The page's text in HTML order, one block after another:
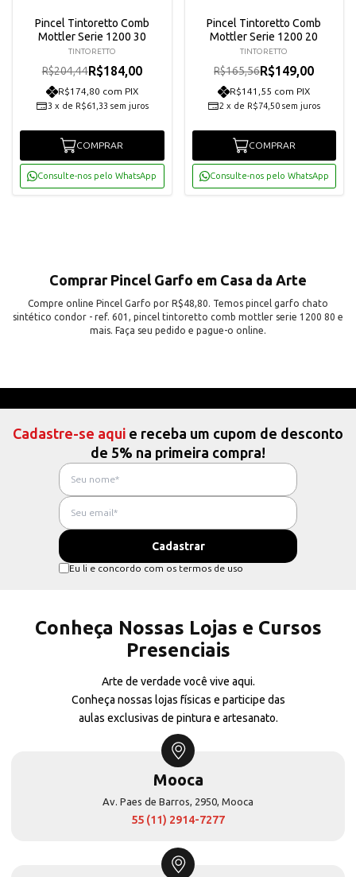
Pincel Tintoretto Comb
Mottler Serie 1200 30
TINTORETTO
R$204,44R$184,00
R$174,80 com PIX
3 x de R$61,33 sem juros
COMPRAR
Consulte-nos pelo WhatsApp
Pincel Tintoretto Comb
Mottler Serie 1200 20
TINTORETTO
R$165,56R$149,00
R$141,55 com PIX
2 x de R$74,50 sem juros
COMPRAR
Consulte-nos pelo WhatsApp
Comprar Pincel Garfo em Casa da Arte
Compre online Pincel Garfo por R$48,80. Temos pincel garfo chato
sintético condor - ref. 601, pincel tintoretto comb mottler serie 1200 80 e
mais. Faça seu pedido e pague-o online.
Cadastre-se aqui e receba um cupom de desconto
de 5% na primeira compra!
Eu li e concordo com os termos de uso
Conheça Nossas Lojas e Cursos
Presenciais
Arte de verdade você vive aqui.
Conheça nossas lojas físicas e participe das
aulas exclusivas de pintura e artesanato.
Mooca
Av. Paes de Barros, 2950, Mooca
55 (11) 2914-7277